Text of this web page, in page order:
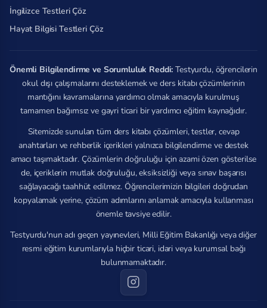
İngilizce Testleri Çöz
Hayat Bilgisi Testleri Çöz
Önemli Bilgilendirme ve Sorumluluk Reddi: Testyurdu, öğrencilerin
okul dışı çalışmalarını desteklemek ve ders kitabı çözümlerinin
mantığını kavramalarına yardımcı olmak amacıyla kurulmuş
tamamen bağımsız ve gayri ticari bir yardımcı eğitim kaynağıdır.
Sitemizde sunulan tüm ders kitabı çözümleri, testler, cevap
anahtarları ve rehberlik içerikleri yalnızca bilgilendirme ve destek
amacı taşımaktadır. Çözümlerin doğruluğu için azami özen gösterilse
de, içeriklerin mutlak doğruluğu, eksiksizliği veya sınav başarısı
sağlayacağı taahhüt edilmez. Öğrencilerimizin bilgileri doğrudan
kopyalamak yerine, çözüm adımlarını anlamak amacıyla kullanması
önemle tavsiye edilir.
Testyurdu'nun adı geçen yayınevleri, Milli Eğitim Bakanlığı veya diğer
resmi eğitim kurumlarıyla hiçbir ticari, idari veya kurumsal bağı
bulunmamaktadır.